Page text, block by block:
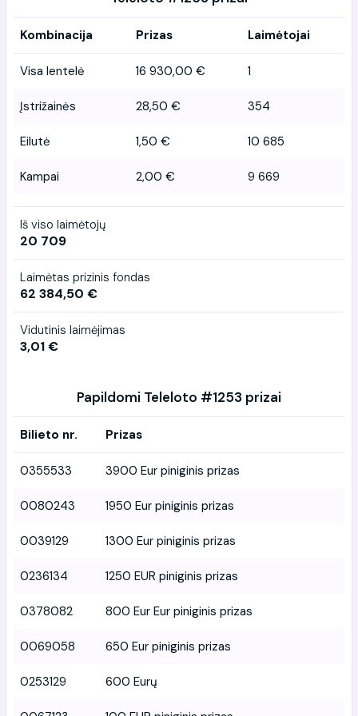
Kombinacija Prizas Laimėtojai
Visa lentelė 16 930,00 € 1
Įstrižainės 28,50 € 354
Eilutė 1,50 € 10 685
Kampai 2,00 € 9 669
Iš viso laimėtojų
20 709
Laimėtas prizinis fondas
62 384,50 €
Vidutinis laimėjimas
3,01 €
Papildomi Teleloto #1253 prizai
Bilieto nr. Prizas
0355533 3900 Eur piniginis prizas
0080243 1950 Eur piniginis prizas
0039129 1300 Eur piniginis prizas
0236134 1250 EUR piniginis prizas
0378082 800 Eur Eur piniginis prizas
0069058 650 Eur piniginis prizas
0253129 600 Eurų